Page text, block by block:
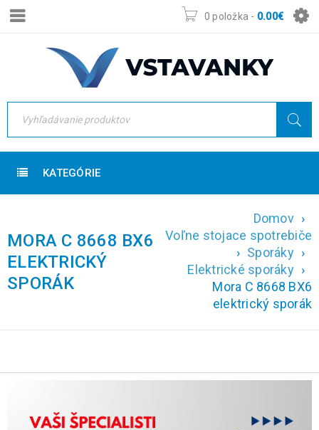
0 položka - 0.00€
KATEGÓRIE
MORA C 8668 BX6
ELEKTRICKÝ
SPORÁK
Domov ›
Voľne stojace spotrebiče
› Sporáky ›
Elektrické sporáky ›
Mora C 8668 BX6
elektrický sporák